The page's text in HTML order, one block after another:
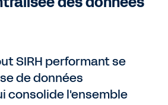
SIRH performant se
de données
consolide l'ensemble